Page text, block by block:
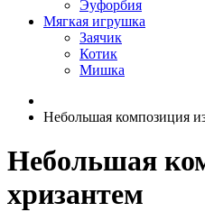
Эуфорбия
Мягкая игрушка
Заячик
Котик
Мишка
Небольшая композиция
Небольшая
хризантем